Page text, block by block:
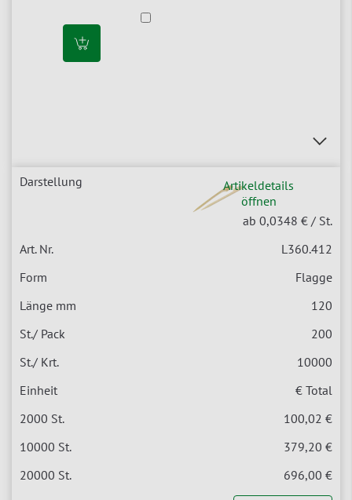
Artikeldetails
öffnen
ab 0,0348 € / St.
L360.412
Flagge
120
200
10000
€ Total
100,02 €
379,20 €
696,00 €